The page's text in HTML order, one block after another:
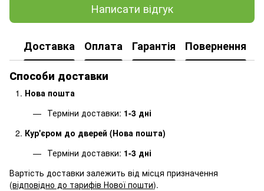
Написати відгук
Доставка Оплата Гарантія
Повернення
Способи доставки
Нова пошта
Терміни доставки: 1-3 дні
Кур'єром до дверей (Нова пошта)
Терміни доставки: 1-3 дні
Вартість доставки залежить від місця призначення
(відповідно до тарифів Нової пошти).